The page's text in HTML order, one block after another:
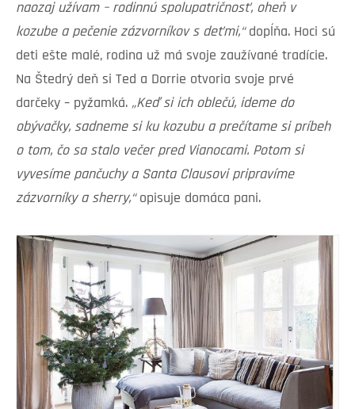
naozaj užívam – rodinnú spolupatričnosť, oheň v
kozube a pečenie zázvorníkov s deťmi,“dopĺňa. Hoci sú
deti ešte malé, rodina už má svoje zaužívané tradície.
Na Štedrý deň si Ted a Dorrie otvoria svoje prvé
darčeky – pyžamká. „Keď si ich oblečú, ideme do
obývačky, sadneme si ku kozubu a prečítame si príbeh
o tom, čo sa stalo večer pred Vianocami. Potom si
vyvesíme pančuchy a Santa Clausovi pripravíme
zázvorníky a sherry,“opisuje domáca pani.